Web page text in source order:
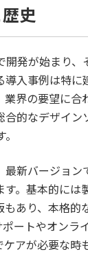
史
発が始まり、
入事例は特に
界の要望に合
的なデザイン
新バージョン
。基本的には
あり、本格的
ートやオンラ
アが必要な時